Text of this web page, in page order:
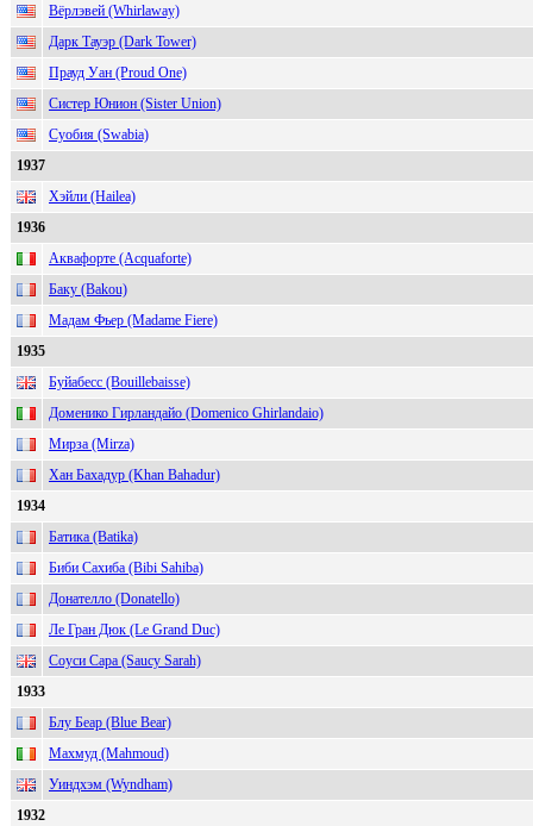
Вёрлэвей (Whirlaway)
Дарк Тауэр (Dark Tower)
Прауд Уан (Proud One)
Систер Юнион (Sister Union)
Суобия (Swabia)
1937
Хэйли (Hailea)
1936
Аквафорте (Acquaforte)
Баку (Bakou)
Мадам Фьер (Madame Fiere)
1935
Буйабесс (Bouillebaisse)
Доменико Гирландайо (Domenico Ghirlandaio)
Мирза (Mirza)
Хан Бахадур (Khan Bahadur)
1934
Батика (Batika)
Биби Сахиба (Bibi Sahiba)
Донателло (Donatello)
Ле Гран Дюк (Le Grand Duc)
Соуси Сара (Saucy Sarah)
1933
Блу Беар (Blue Bear)
Махмуд (Mahmoud)
Уиндхэм (Wyndham)
1932